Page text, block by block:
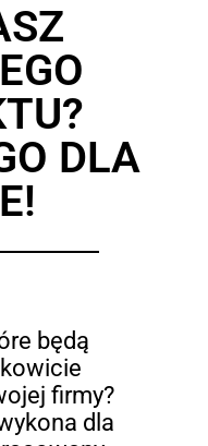
DLA
będą
firmy?
dla